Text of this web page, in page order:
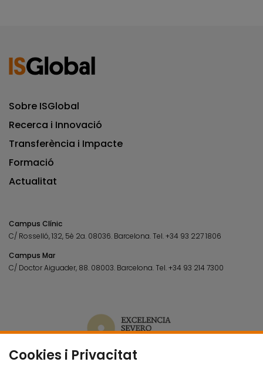
Cookies i Privacitat
Sobre ISGlobal
Recerca i Innovació
Transferència i Impacte
Formació
Actualitat
Campus Clínic
C/ Rosselló, 132, 5è 2a. 08036. Barcelona.Tel.+34 93 227 1806
Campus Mar
C/ Doctor Aiguader, 88. 08003. Barcelona.Tel.+34 93 214 7300